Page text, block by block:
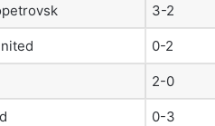
3-2
0-2
2-0
0-3